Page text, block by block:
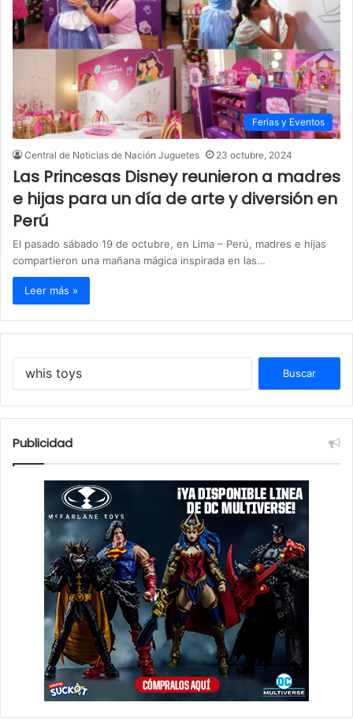
Ferias y Eventos
Central de Noticias de Nación Juguetes 23 octubre, 2024
Las Princesas Disney reunieron a madres
e hijas para un día de arte y diversión en
Perú
El pasado sábado 19 de octubre, en Lima – Perú, madres e hijas
compartieron una mañana mágica inspirada en las…
Leer más »
:
Publicidad